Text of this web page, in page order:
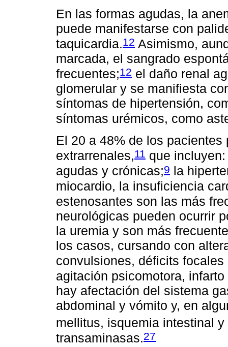
En las formas agudas, la
puede manifestarse con
taquicardia.12 Asimismo,
marcada, el sangrado
frecuentes;12 el daño renal
glomerular y se manifiesta
síntomas de hipertensión,
síntomas urémicos, como
El 20 a 48% de los
extrarrenales,11 que
agudas y crónicas;9
la
miocardio, la insuficiencia
estenosantes son las más
neurológicas pueden ocurrir
la uremia y son más
los casos, cursando con
convulsiones, déficits
agitación psicomotora,
hay afectación del sistema
abdominal y vómito y, en
mellitus, isquemia intestinal
transaminasas.27